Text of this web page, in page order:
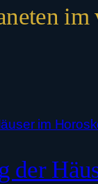
im
der